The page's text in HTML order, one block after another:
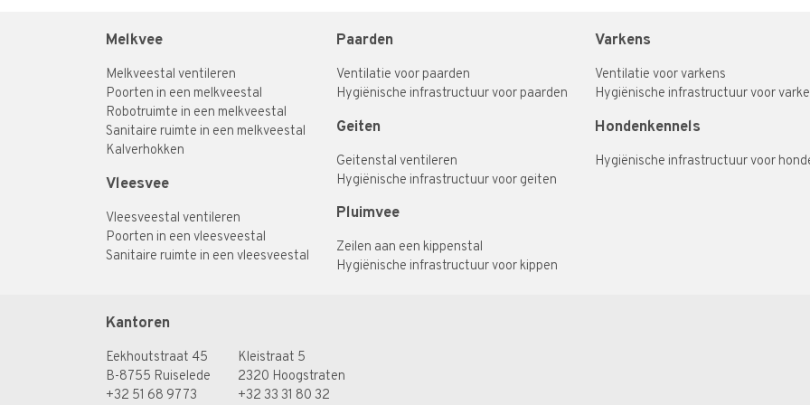
Melkvee
Melkveestal ventileren
Poorten in een melkveestal
Robotruimte in een melkveestal
Sanitaire ruimte in een melkveestal
Kalverhokken
Vleesvee
Vleesveestal ventileren
Poorten in een vleesveestal
Sanitaire ruimte in een vleesveestal
Paarden
Ventilatie voor paarden
Hygiënische infrastructuur voor paarden
Geiten
Geitenstal ventileren
Hygiënische infrastructuur voor geiten
Pluimvee
Zeilen aan een kippenstal
Hygiënische infrastructuur voor kippen
Varkens
Ventilatie voor varkens
Hygiënische infrastructuur voor
Hondenkennels
Hygiënische infrastructuur voor
Kantoren
Eekhoutstraat 45
B-8755 Ruiselede
+32 51 68 97 73
Kleistraat 5
2320 Hoogstraten
+32 33 31 80 32